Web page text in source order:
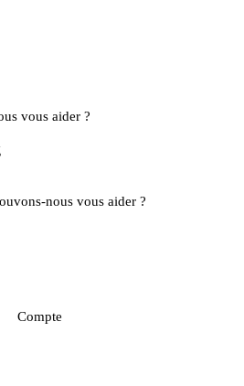
vous aider ?
nous vous aider ?
Compte